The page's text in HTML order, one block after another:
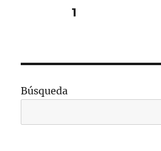
Paginación
entradas
PÁGINA1
Búsqueda